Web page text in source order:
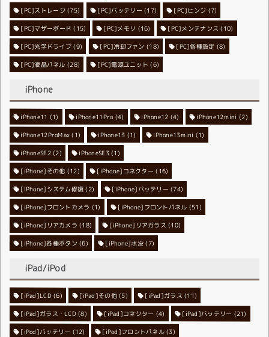
[PC]ストレージ(75) [PC]バッテリー (17) [PC]ヒンジ (7)
[PC]マザーボード (15) [PC]メモリ (16) [PC]メンテナンス (10)
[PC]光学ドライブ (9) [PC]冷却ファン (18) [PC]各種設定 (8)
[PC]液晶パネル (28) [PC]電源ユニット (6)
iPhone
iPhone11 (1) iPhone11Pro(4) iPhone12 (4) iPhone12mini (2)
iPhone12ProMax (1) iPhone13 (1) iPhone13mini (1)
iPhoneSE2(2) iPhoneSE3 (1)
[iPhone]その他 (12) [iPhone]コネクター (16)
[iPhone]システム修復 (2) [iPhone]バッテリー (74)
[iPhone]フロントカメラ (1) [iPhone]フロントパネル (51)
[iPhone]リアカメラ (18) [iPhone]リアガラス (10)
[iPhone]各種ボタン (6) [iPhone]水没 (7)
iPad/iPod
[iPad]LCD(6) [iPad]その他 (5) [iPad]ガラス (11)
[iPad]ガラス・LCD(8) [iPad]コネクター (4) [iPad]バッテリー (21)
[iPod]バッテリー (12) [iPod]フロントパネル(3)